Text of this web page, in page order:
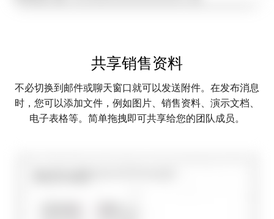
共享销售资料
不必切换到邮件或聊天窗口就可以发送附件。在发布消息
时，您可以添加文件，例如图片、销售资料、演示文档、
电子表格等。简单拖拽即可共享给您的团队成员。